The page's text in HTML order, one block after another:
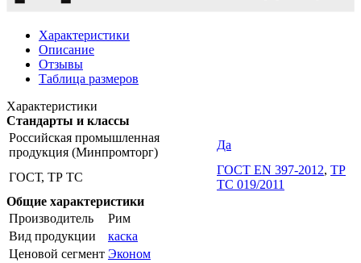
Характеристики
Описание
Отзывы
Таблица размеров
Характеристики
Стандарты и классы
Российская промышленная
продукция (Минпромторг)
Да
ГОСТ, ТР ТС
ГОСТ EN 397-2012, ТР
ТС 019/2011
Общие характеристики
Производитель
Рим
Вид продукции
каска
Ценовой сегмент Эконом